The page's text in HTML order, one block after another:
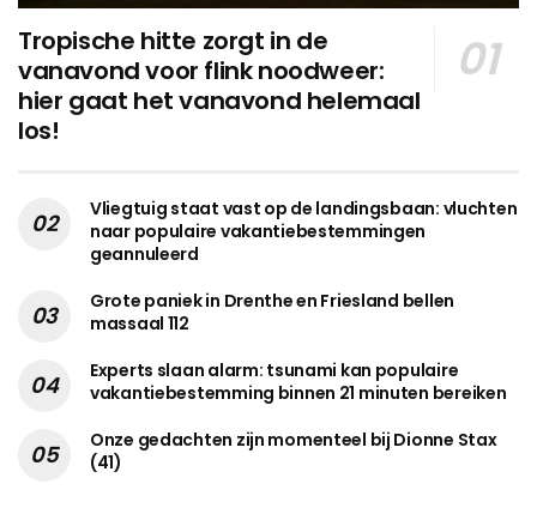
Tropische hitte zorgt in de
vanavond voor flink noodweer:
hier gaat het vanavond helemaal
los!
Vliegtuig staat vast op de landingsbaan: vluchten
naar populaire vakantiebestemmingen
geannuleerd
Grote paniek in Drenthe en Friesland bellen
massaal 112
Experts slaan alarm: tsunami kan populaire
vakantiebestemming binnen 21 minuten bereiken
Onze gedachten zijn momenteel bij Dionne Stax
(41)